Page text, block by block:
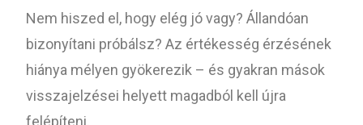
Nem hiszed el, hogy elég jó vagy? Állandóan
bizonyítani próbálsz? Az értékesség érzésének
hiánya mélyen gyökerezik – és gyakran mások
visszajelzései helyett magadból kell újra
felépíteni.